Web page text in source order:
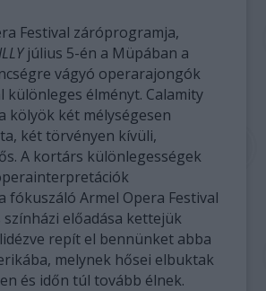
Festival záróprogramja,
július 5-én a Müpában a
vágyó operarajongók
különleges élményt. Calamity
kölyök két mélységesen
két törvényen kívüli,
A kortárs különlegességek
fókuszáló Armel Opera Festival
színházi előadása kettejük
repít el bennünket abba
melynek hősei elbuktak
és időn túl tovább élnek.